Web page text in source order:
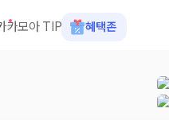
카모아 TIP 혜택존